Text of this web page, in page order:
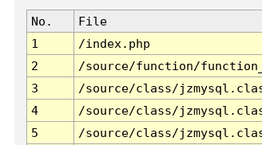
No. File
1
/index.php
2
/source/function/
3
/source/class/
4
/source/class/
5
/source/class/